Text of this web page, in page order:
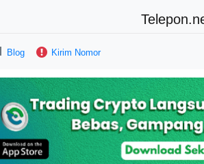
Blog Kirim Nomor